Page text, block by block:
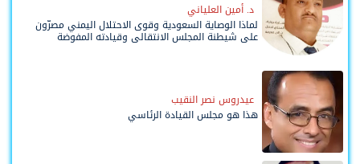
د. أمين العلياني
لماذا الوصاية السعودية وقوى الاحتلال اليمني مصرّون
على شيطنة المجلس الانتقالي وقيادته المفوضة
عيدروس نصر النقيب
هذا هو مجلس القيادة الرئاسي